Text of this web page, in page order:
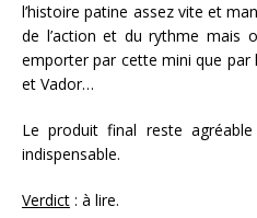
l’histoire patine assez vite et
de l’action et du rythme mais
emporter par cette mini que par
et Vador…
Le produit final reste
indispensable.
Verdict : à lire.